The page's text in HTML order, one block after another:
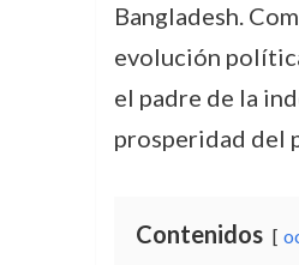
Bangladesh.
evolución
el padre de la
prosperidad del
Contenidos